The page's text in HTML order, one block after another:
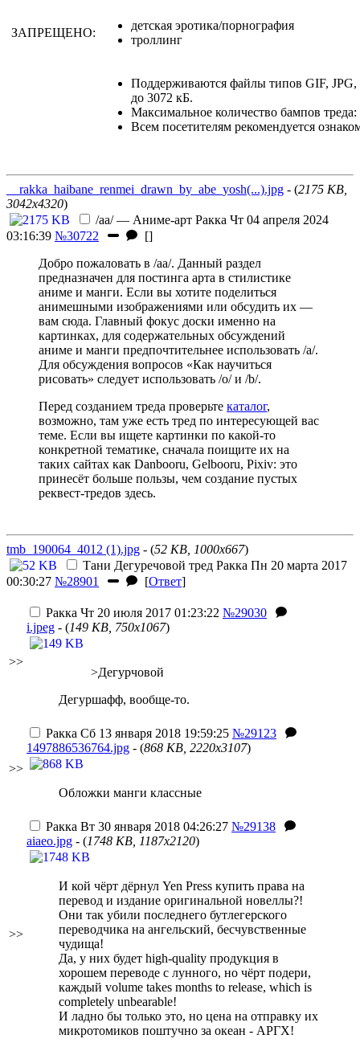
ЗАПРЕЩЕНО:
детская эротика/порнография
троллинг
Поддерживаются файлы типов GIF, JPG,
до 3072 кБ.
Максимальное количество бампов треда:
Всем посетителям рекомендуется
__rakka_haibane_renmei_drawn_by_abe_yosh(...).jpg - (2175 KB,
3042x4320)
/aa/ — Аниме-арт Ракка Чт 04 апреля 2024
03:16:39 №30722 []
Добро пожаловать в /aa/. Данный раздел
предназначен для постинга арта в стилистике
аниме и манги. Если вы хотите поделиться
анимешными изображениями или обсудить их —
вам сюда. Главный фокус доски именно на
картинках, для содержательных обсуждений
аниме и манги предпочтительнее использовать /a/.
Для обсуждения вопросов «Как научиться
рисовать» следует использовать /o/ и /b/.
Перед созданием треда проверьте каталог,
возможно, там уже есть тред по интересующей вас
теме. Если вы ищете картинки по какой-то
конкретной тематике, сначала поищите их на
таких сайтах как Danbooru, Gelbooru, Pixiv: это
принесёт больше пользы, чем создание пустых
реквест-тредов здесь.
tmb_190064_4012 (1).jpg - (52 KB, 1000x667)
Тани Дегуречовой тред Ракка Пн 20 марта 2017
00:30:27 №28901 [Ответ]
>>
Ракка Чт 20 июля 2017 01:23:22 №29030
i.jpeg - (149 KB, 750x1067)
>Дегурчовой
Дегуршафф, вообще-то.
>>
Ракка Сб 13 января 2018 19:59:25 №29123
1497886536764.jpg - (868 KB, 2220x3107)
Обложки манги классные
>>
Ракка Вт 30 января 2018 04:26:27 №29138
aiaeo.jpg - (1748 KB, 1187x2120)
И кой чёрт дёрнул Yen Press купить права на
перевод и издание оригинальной новеллы?!
Они так убили последнего бутлегерского
переводчика на ангельский, бесчувственные
чудища!
Да, у них будет high-quality продукция в
хорошем переводе с лунного, но чёрт подери,
каждый volume takes months to release, which is
completely unbearable!
И ладно бы только это, но цена на отправку их
микротомиков поштучно за океан - АРГХ!